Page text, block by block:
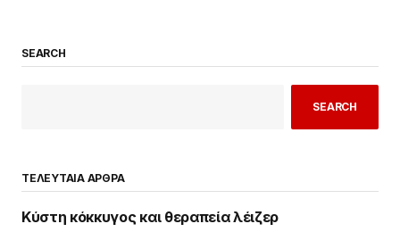
SEARCH
SEARCH
ΤΕΛΕΥΤΑΙΑ ΑΡΘΡΑ
Κύστη κόκκυγος και θεραπεία λέιζερ